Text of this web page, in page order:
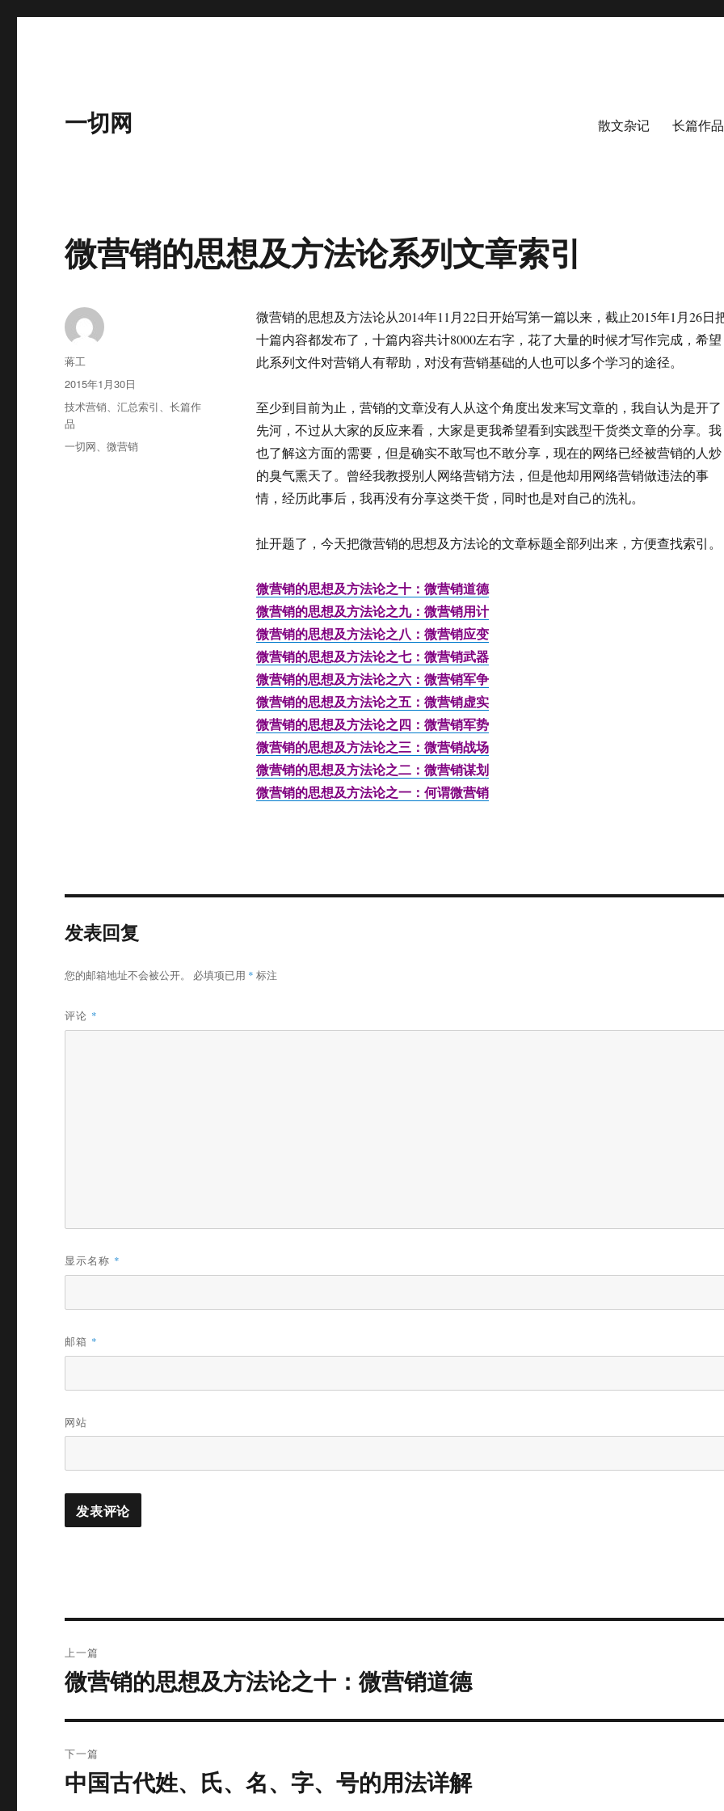
一切网 散文杂记 长篇作品
微营销的思想及方法论系列文章索引
微营销的思想及方法论从2014年11月22日开始写第一篇以来，截止2015年1月26日
十篇内容都发布了，十篇内容共计8000左右字，花了大量的时候才写作完成，希望
此系列文件对营销人有帮助，对没有营销基础的人也可以多个学习的途径。
至少到目前为止，营销的文章没有人从这个角度出发来写文章的，我自认为是开了
先河，不过从大家的反应来看，大家是更我希望看到实践型干货类文章的分享。我
也了解这方面的需要，但是确实不敢写也不敢分享，现在的网络已经被营销的人炒
的臭气熏天了。曾经我教授别人网络营销方法，但是他却用网络营销做违法的事
情，经历此事后，我再没有分享这类干货，同时也是对自己的洗礼。
扯开题了，今天把微营销的思想及方法论的文章标题全部列出来，方便查找索引。
微营销的思想及方法论之十：微营销道德
微营销的思想及方法论之九：微营销用计
微营销的思想及方法论之八：微营销应变
微营销的思想及方法论之七：微营销武器
微营销的思想及方法论之六：微营销军争
微营销的思想及方法论之五：微营销虚实
微营销的思想及方法论之四：微营销军势
微营销的思想及方法论之三：微营销战场
微营销的思想及方法论之二：微营销谋划
微营销的思想及方法论之一：何谓微营销
作
者
蒋工
发
布
于
2015年1月30日
分
类
技术营销、汇总索引、长篇作
品
标
一切网、微营销
发表回复
您的邮箱地址不会被公开。 必填项已用 * 标注
评论 *
显示名称 *
邮箱 *
网站
章
上一篇
上
篇
文
微营销的思想及方法论之十：微营销道德
下一篇
下
中国古代姓、氏、名、字、号的用法详解